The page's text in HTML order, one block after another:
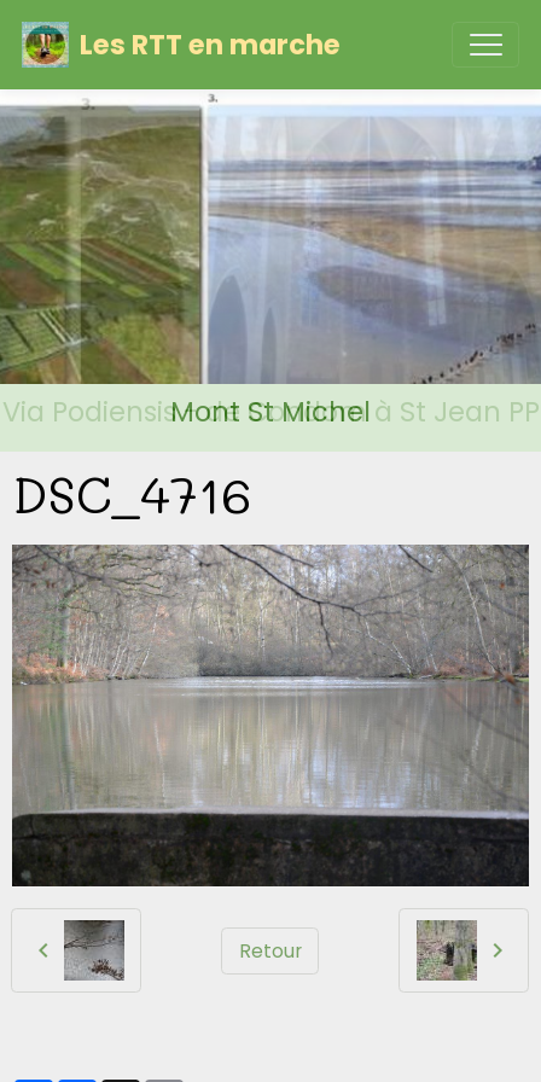
Les RTT en marche
Mont St Michel
Via Podiensis - de Condom à St Jean PP
DSC_4716
Retour